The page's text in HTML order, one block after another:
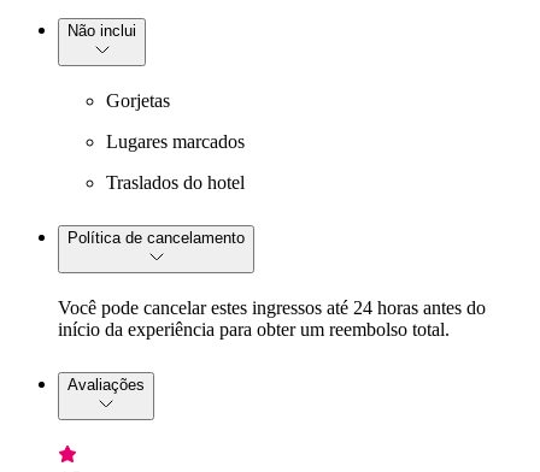
Não inclui
Gorjetas
Lugares marcados
Traslados do hotel
Política de cancelamento
Você pode cancelar estes ingressos até 24 horas antes do
início da experiência para obter um reembolso total.
Avaliações